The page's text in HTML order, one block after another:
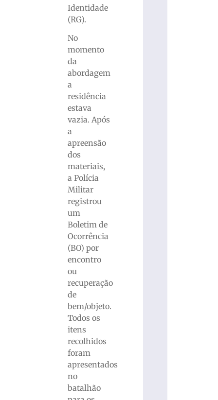
Identidade
(RG).
No
momento
da
abordagem
a
residência
estava
vazia. Após
a
apreensão
dos
materiais,
a Polícia
Militar
registrou
um
Boletim de
Ocorrência
(BO) por
encontro
ou
recuperação
de
bem/objeto.
Todos os
itens
recolhidos
foram
apresentados
no
batalhão